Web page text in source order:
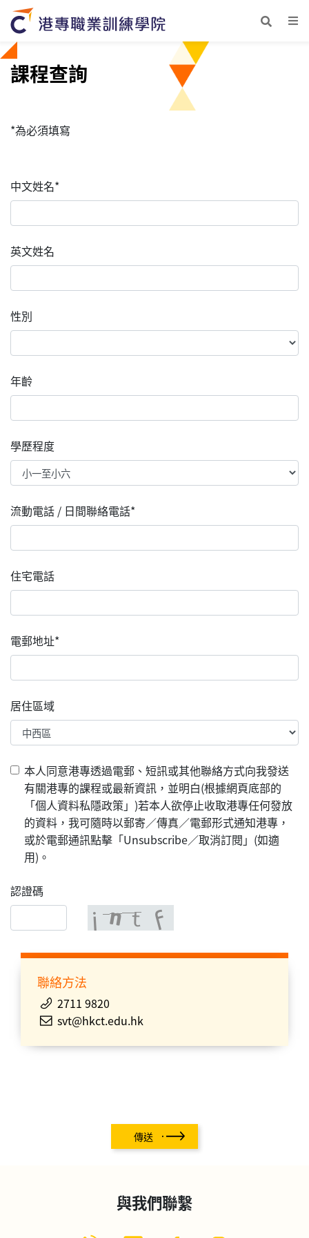
課程查詢
*為必須填寫
中文姓名*
英文姓名
性別
年齡
學歷程度
流動電話 / 日間聯絡電話*
住宅電話
電郵地址*
居住區域
本人同意港專透過電郵、短訊或其他聯絡方式向我發送
有關港專的課程或最新資訊，並明白(根據網頁底部的
「個人資料私隱政策」)若本人欲停止收取港專任何發放
的資料，我可隨時以郵寄／傳真／電郵形式通知港專，
或於電郵通訊點擊「Unsubscribe／取消訂閱」(如適
用)。
認證碼
聯絡方法
2711 9820
svt@hkct.edu.hk
傳送
與我們聯繫